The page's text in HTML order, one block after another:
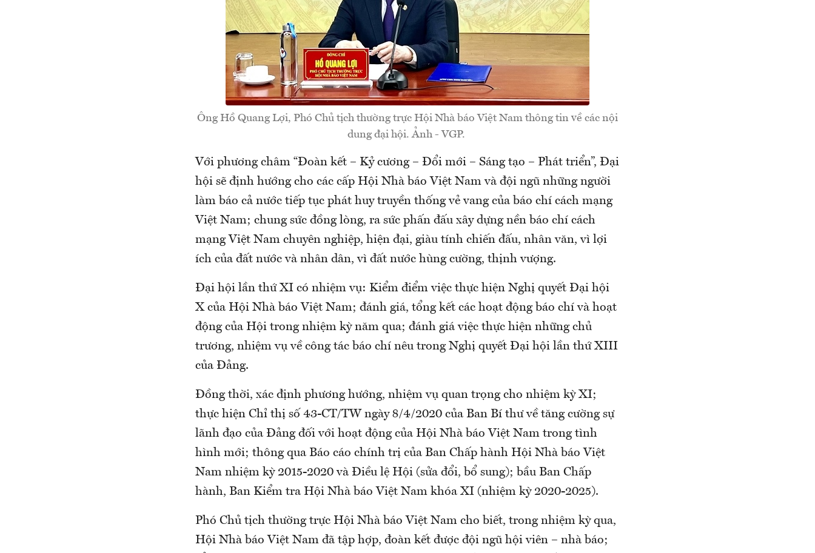
Ông Hồ Quang Lợi, Phó Chủ tịch thường trực Hội Nhà báo Việt Nam thông tin về các nội
dung đại hội. Ảnh - VGP.
Với phương châm “Đoàn kết – Kỷ cương – Đổi mới – Sáng tạo – Phát triển”, Đại
hội sẽ định hướng cho các cấp Hội Nhà báo Việt Nam và đội ngũ những người
làm báo cả nước tiếp tục phát huy truyền thống vẻ vang của báo chí cách mạng
Việt Nam; chung sức đồng lòng, ra sức phấn đấu xây dựng nền báo chí cách
mạng Việt Nam chuyên nghiệp, hiện đại, giàu tính chiến đấu, nhân văn, vì lợi
ích của đất nước và nhân dân, vì đất nước hùng cường, thịnh vượng.
Đại hội lần thứ XI có nhiệm vụ: Kiểm điểm việc thực hiện Nghị quyết Đại hội
X của Hội Nhà báo Việt Nam; đánh giá, tổng kết các hoạt động báo chí và hoạt
động của Hội trong nhiệm kỳ năm qua; đánh giá việc thực hiện những chủ
trương, nhiệm vụ về công tác báo chí nêu trong Nghị quyết Đại hội lần thứ XIII
của Đảng.
Đồng thời, xác định phương hướng, nhiệm vụ quan trọng cho nhiệm kỳ XI;
thực hiện Chỉ thị số 43-CT/TW ngày 8/4/2020 của Ban Bí thư về tăng cường sự
lãnh đạo của Đảng đối với hoạt động của Hội Nhà báo Việt Nam trong tình
hình mới; thông qua Báo cáo chính trị của Ban Chấp hành Hội Nhà báo Việt
Nam nhiệm kỳ 2015-2020 và Điều lệ Hội (sửa đổi, bổ sung); bầu Ban Chấp
hành, Ban Kiểm tra Hội Nhà báo Việt Nam khóa XI (nhiệm kỳ 2020-2025).
Phó Chủ tịch thường trực Hội Nhà báo Việt Nam cho biết, trong nhiệm kỳ qua,
Hội Nhà báo Việt Nam đã tập hợp, đoàn kết được đội ngũ hội viên – nhà báo;